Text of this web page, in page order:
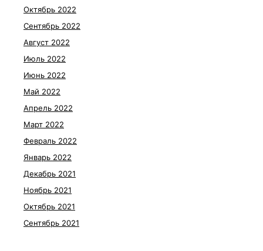
Октябрь 2022
Сентябрь 2022
Август 2022
Июль 2022
Июнь 2022
Май 2022
Апрель 2022
Март 2022
Февраль 2022
Январь 2022
Декабрь 2021
Ноябрь 2021
Октябрь 2021
Сентябрь 2021